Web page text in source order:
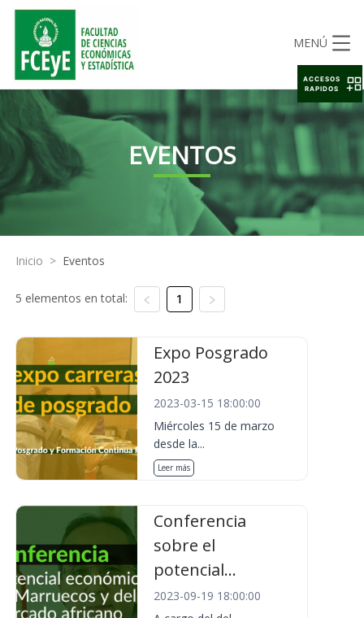
MENÚ
EVENTOS
Inicio > Eventos
5 elementos en total: 1
Expo Posgrado
2023
2023-03-15 18:00:00
Miércoles 15 de marzo
desde la...
Leer más
Conferencia
sobre el
potencial...
2023-09-19 18:00:00
ACCESOS
RAPIDOS